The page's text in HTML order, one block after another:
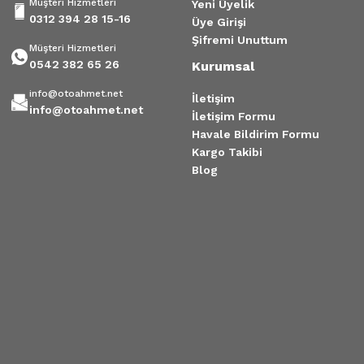
Müşteri Hizmetleri
0312 394 28 15-16
Müşteri Hizmetleri
0542 382 65 26
info@otoahmet.net
info@otoahmet.net
Yeni Üyelik
Üye Girişi
Şifremi Unuttum
Kurumsal
İletişim
İletişim Formu
Havale Bildirim Formu
Kargo Takibi
Blog